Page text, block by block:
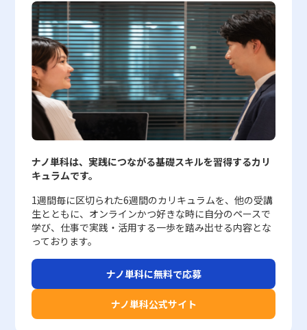
ツリーの活用は効果を発揮しやすいと言えます。 一方で、デシジ
ョンツリーの運用には、評価項目の選定や詳細すぎる分岐設定によ
る複雑化、さらには関係者との認識共有の不足など、いくつかのリ
スクが伴います。これらの点を十分に理解し、適切なバランスを保
ちながら運用することで、より効果的な意思決定プロセスを実現す
ることが可能となります。また、最新のクラウドツールを積極的に
活用することで、デシジョンツリーの構築や運用にかかる手間を削
減し、現場レベルでの迅速かつ柔軟な対応を可能とする環境が整い
つつあります。 最終的に、デシジョンツリーはただの図表ではな
く、戦略的判断を支える一つのフレームワークとして、業務改善や
る位置を築いています。20代というキャリア初期の段階から、こ
のような体系的な手法を習得し実践することは、将来的な意思決定
力の向上や、組織全体の競争力強化に直結する重要なスキルとなる
でしょう。今後も業務環境や市場が急速に変動する中で、定量的か
つ論理的なアプローチはますます求められることから、デシジョン
ツリーの知識と技術の深化は、現代ビジネスマンにとって避けては
る際には、総合的な視点から分析の信頼性を確保することが求めら
れます。 まとめ 度数分布は、単なる数値の羅列からデータの全体
像を把握するための有力なツールとして、統計分析やマーケティン
グリサーチを行う現代のビジネスシーンにおいて欠かせない手法で
す。本記事では、度数分布がどのような概念であり、どのように構
築されるかについて、階級、階級値、度数、累積度数、相対度数、
累積相対度数といった各用語を具体例とともに解説しました。ま
た、データから平均値、中央値、最頻値を求める方法についても言
及し、どの指標がどのような状況下で有効であるかについて理解を
深めていただけたものと思います。さらに、ExcelやGoogleスプレ
やCOUNTIF、COUNTIFS関数を通じた実践的な技法についても解説
し、視覚的にヒストグラムを生成するプロセスを紹介しました。
今後、ビジネスの現場において、ビッグデータやAI技術を駆使した
データ分析への需要がさらに高まる中、度数分布の理解とその活用
法は、データに基づく合理的な意思決定を支える重要なスキルとし
て位置付けられるでしょう。統計解析の基本となる度数分布の知識
ング戦略の策定、さらには製品開発におけるターゲット層の明確化
にも大きな影響を与えます。したがって、若手ビジネスマンがこの
スキルを早期に習得することは、将来的なキャリア形成や企業の競
争力向上に直結するものといえるでしょう。 以上のように、度数
るでしょう。
しては、公開コンテンツの質、更新頻度、利用者からの評価、第三
者機関の認証など、複数のデータポイントが組み合わさり、総合的
に信頼性が算出されます。こうした体系的な評価は、企業のセキュ
リティ対策担当者にとって、リスクの高い通信やコンテンツを早期
に検知し対処するための強力なツールとなっています。 セキュリ
ティ分野のレピュテーションを利用するメリット レピュテーショ
ン技術を導入することにより、企業は多岐にわたるセキュリティリ
スクに対抗するための有効な手段を得ることができます。特に、ス
パムメールやフィッシングサイト等の外部からの脅威に対しては、
従来のブラックリスト方式よりも柔軟かつ精密な判断が可能とな
強みです。また、システムの自動監視機能により、管理者は日々の
運用負荷を大幅に軽減でき、結果としてサーバーリソースの有効活
用にもつながります。 企業ネットワークにおいては、セキュリテ
ィレピュテーションを用いることで、次のような具体的なメリット
が得られます。まず第一に、広範なセキュリティ脅威に対して、リ
アルタイムで信頼性の低い通信を排除できるため、システム全体の
とで、日々のセキュリティ更新や手動チェックの必要性が大幅に削
減され、人的リソースの最適化が図られます。第三に、不要なトラ
フィックが削減される結果、サーバー負荷が低減され、サービスの
安定運用が実現されます。これらのメリットにより、企業はセキュ
研究の意義は非常に高いといえます。加えて、本研究が採用した新
たな指標は、従来の研究における時間観の考察を一段と深化させ、
個々人の時間に対する認識と行動パターンの関係性を定量的に分析
するための有効な手段として期待されています。また、研究助成と
してJST【CREST】およびJST【ムーンショット型研究開発事業】
の支援を受けたことから、この研究は日本国内外の先延ばし行動に
関する理解を深め、精神的な豊かさや生産性の向上に貢献すること
が期待されています。 先延ばし癖の改善に向けた注意点と課題 先
延ばし癖の改善のためには、楽観的な未来観をどのように実生活に
適用するかという点が重要な検討課題として浮上します。本研究に
ことはない」との認識を持つことは、深刻な先延ばし癖の低減と密
接に関連していますが、単に楽観的に考えるだけでは十分な対策と
はなりません。まず、実務や学問においては、楽観的な認知と現実
的な状況判断とのバランスを保つことが求められます。過度な楽観
主義は、リスクや問題の先送り、さらには計画不全といった逆効果
を招く可能性があるため、現状認識と未来予測に基づく合理的な意
しては先延ばし癖との有意な関係が見られなかったため、幸福感そ
のものの増大だけでは先延ばし行動を改善するには不十分であるこ
とが示唆されています。つまり、未来に希望を抱くことは重要です
が、その実現のためには具体的な行動計画の策定や、現実的なスト
数値化して判断しきれない経営判断のサポートを行います。 定量
的評価の特徴とそのメリット・デメリット 定量的評価は、評価対
象を数値として表すため、誰にでも理解しやすく、客観的な判断を
下すことが可能です。具体的な例としては、売上向上や契約数の増
加など、定められた数値目標に対して成果がはっきりと把握できる
点が挙げられます。このアプローチの主なメリットには、以下の点
が含まれます。・数値化されたデータによって、評価結果が全員に
とって明確であること・分析結果をグラフなどで可視化することに
より、客観的な説明が可能となること・達成度が絶対的な数値で示
されるため、公平性が保たれやすいこと しかしながら、定量的評
されるため、業務過程での努力や工夫、社員個々の成長過程が評価
に反映されにくく、場合によっては過度な成果主義やノルマ意識を
助長する恐れがあります。また、単なる数字だけでは状況の背景や
プロセスが把握できないため、評価結果に対して社員から不満やス
トレスが生じるケースも少なくありません。したがって、定量的評
価を導入する際には、達成数値を明確に設定すると同時に、業務全
必要があります。 定性的評価の特徴とそのメリット・デメリット
定性的評価は、数値では示しきれない多様な側面を捉えるために採
用される方法であり、特に人材マネジメントの分野においてその有
用性が高く評価されています。例えば、コミュニケーション能力、
リーダーシップ、企業理念への適合性など、明確な数値で測定する
ナノ単科は、実践につながる基礎スキルを習得するカリ
キュラムです。
1週間毎に区切られた6週間のカリキュラムを、他の受講
生とともに、オンラインかつ好きな時に自分のペースで
学び、仕事で実践・活用する一歩を踏み出せる内容とな
っております。
ナノ単科に無料で応募
ナノ単科公式サイト